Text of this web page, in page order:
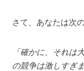
さて、あなたは次
「確かに、それは
の競争は激しすぎ